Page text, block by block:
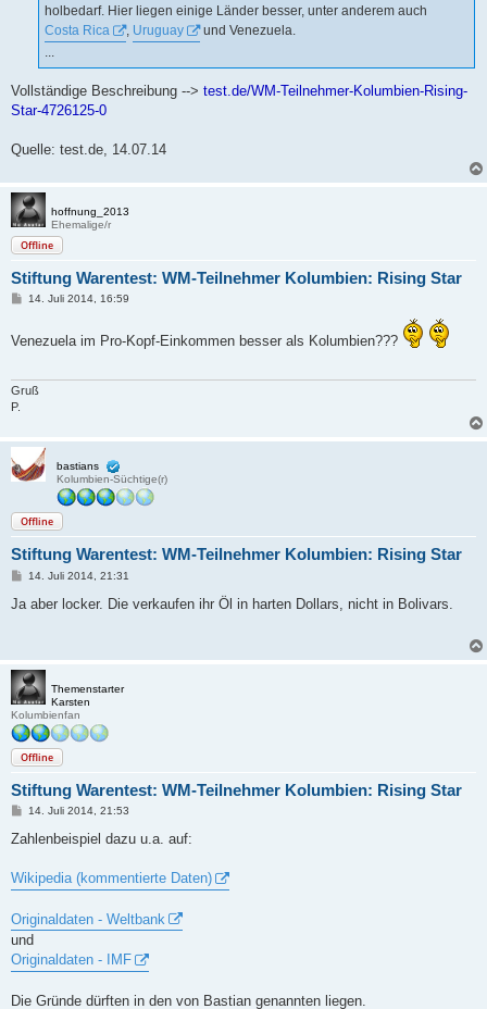
holbedarf. Hier liegen einige Länder besser, unter anderem auch
Costa Rica
, Uruguay
und Vene­zuela.
Vollständige Beschreibung --> test.de/WM-Teilnehmer-Kolumbien-Rising-
Star-4726125-0
Quelle: test.de, 14.07.14
hoffnung_2013
Ehemalige/r
Offline
Stiftung Warentest: WM-Teilnehmer Kolumbien: Rising Star
B
t
14. Juli 2014, 16:59
Venezuela im Pro-Kopf-Einkommen besser als Kolumbien???
Gruß
P.
bastians
Kolumbien-Süchtige(r)
Offline
Stiftung Warentest: WM-Teilnehmer Kolumbien: Rising Star
B
i
14. Juli 2014, 21:31
Ja aber locker. Die verkaufen ihr Öl in harten Dollars, nicht in Bolivars.
Themenstarter
Karsten
Kolumbienfan
Offline
Stiftung Warentest: WM-Teilnehmer Kolumbien: Rising Star
B
i
a
g
14. Juli 2014, 21:53
Zahlenbeispiel dazu u.a. auf:
Wikipedia (kommentierte Daten)
Originaldaten - Weltbank
und
Originaldaten - IMF
Die Gründe dürften in den von Bastian genannten liegen.